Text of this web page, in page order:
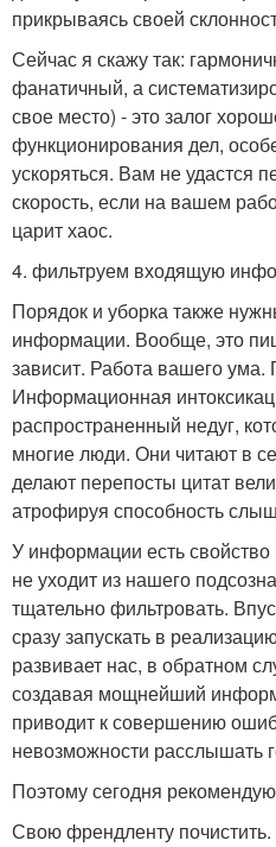
прикрываясь своей
Сейчас я скажу так:
фанатичный, а
свое место) - это залог
функционирования дел,
ускоряться. Вам не удастся
скорость, если на вашем
царит хаос.
4. фильтруем входящую
Порядок и уборка также
информации. Вообще, это
зависит. Работа вашего
Информационная
распространенный недуг,
многие люди. Они читают в
делают перепосты цитат
атрофируя способность
У информации есть свойство
не уходит из нашего
тщательно фильтровать.
сразу запускать в
развивает нас, в обратном
создавая мощнейший
приводит к совершению
невозможности расслышать
Поэтому сегодня
Свою френдленту почистить.